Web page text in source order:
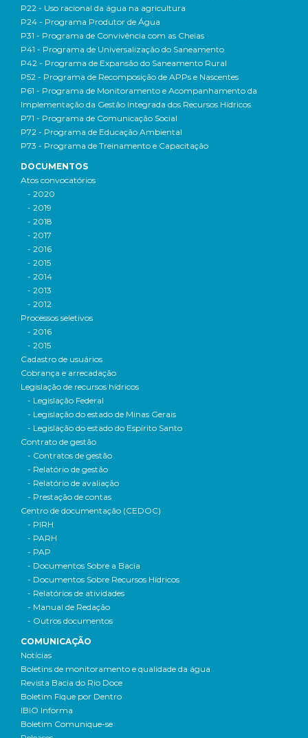
P22 - Uso racional da água na agricultura
P24 - Programa Produtor de Água
P31 - Programa de Convivência com as Cheias
P41 - Programa de Universalização do Saneamento
P42 - Programa de Expansão do Saneamento Rural
P52 - Programa de Recomposição de APPs e Nascentes
P61 - Programa de Monitoramento e Acompanhamento da
Implementação da Gestão Integrada dos Recursos Hídricos
P71 - Programa de Comunicação Social
P72 - Programa de Educação Ambiental
P73 - Programa de Treinamento e Capacitação
DOCUMENTOS
Atos convocatórios
- 2020
- 2019
- 2018
- 2017
- 2016
- 2015
- 2014
- 2013
- 2012
Processos seletivos
- 2016
- 2015
Cadastro de usuários
Cobrança e arrecadação
Legislação de recursos hídricos
- Legislação Federal
- Legislação do estado de Minas Gerais
- Legislação do estado do Espírito Santo
Contrato de gestão
- Contratos de gestão
- Relatório de gestão
- Relatório de avaliação
- Prestação de contas
Centro de documentação (CEDOC)
- PIRH
- PARH
- PAP
- Documentos Sobre a Bacia
- Documentos Sobre Recursos Hídricos
- Relatórios de atividades
- Manual de Redação
- Outros documentos
COMUNICAÇÃO
Notícias
Boletins de monitoramento e qualidade da água
Revista Bacia do Rio Doce
Boletim Fique por Dentro
IBIO Informa
Boletim Comunique-se